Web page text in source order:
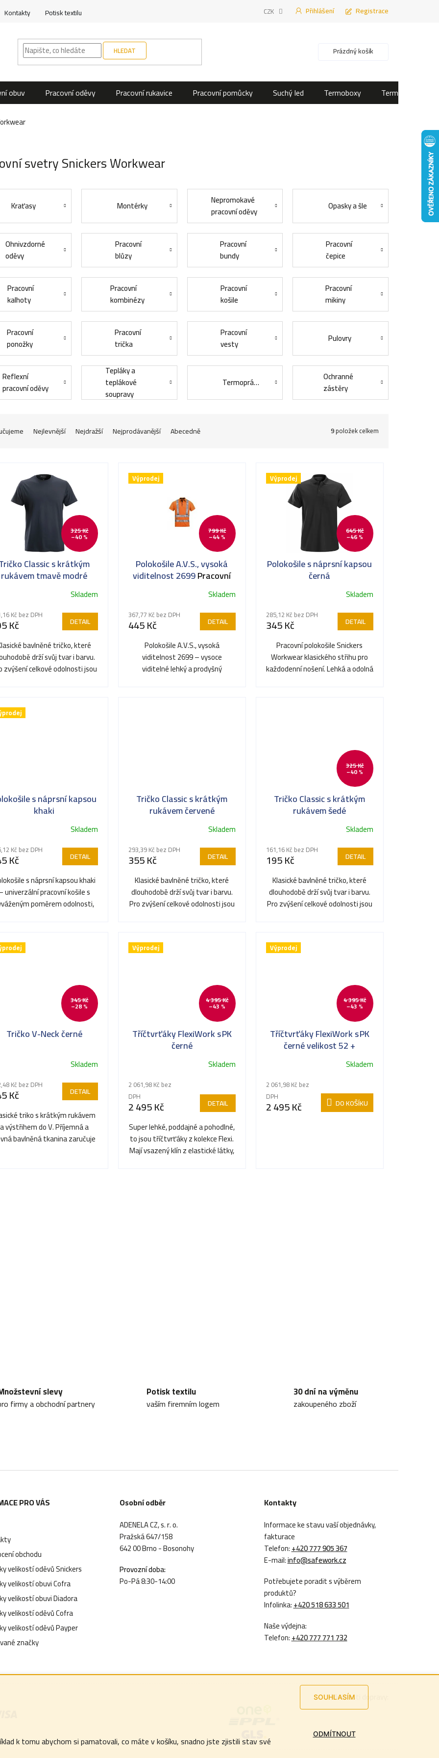
k tomu abychom si pamatovali, co máte v košíku, snadno jste zjistili stav své
SOUHLASÍM
ODMÍTNOUT
Kontakty Potisk textilu CZK Přihlášení Registrace
HLEDAT Nákupní košík
Prázdný košík
obuv Pracovní oděvy Pracovní rukavice Pracovní pomůcky Suchý led Termoboxy Termotašky
svetry Snickers Workwear
Kraťasy Montérky
Nepromokavé
pracovní oděvy
Opasky a šle
Ohnivzdorné
oděvy
Pracovní
blůzy
Pracovní
bundy
Pracovní
čepice
Pracovní
kalhoty
Pracovní
kombinézy
Pracovní
košile
Pracovní
mikiny
Pracovní
ponožky
Pracovní
trička
Pracovní
vesty
Pulovry
Reflexní
pracovní oděvy
Tepláky a
teplákové
soupravy
Termoprádlo
Ochranné
zástěry
Nejlevnější Nejdražší Nejprodávanější Abecedně 9položek celkem
325 Kč
–40 %
Classic s krátkým
rukávem tmavě modré
Skladem
Kč bez DPH
Kč DETAIL
bavlněné tričko, které
drží svůj tvar i barvu.
zvýšení celkové odolnosti jsou
Výprodej
799 Kč
–44 %
Polokošile A.V.S., vysoká
viditelnost 2699Pracovní
polokošile Snickers 2699
Skladem
367,77 Kč bez DPH
445 Kč DETAIL
Polokošile A.V.S., vysoká
viditelnost 2699 – vysoce
viditelné lehký a prodyšný
Výprodej
645 Kč
–46 %
Polokošile s náprsní kapsou
černá
Skladem
285,12 Kč bez DPH
345 Kč DETAIL
Pracovní polokošile Snickers
Workwear klasického střihu pro
každodenní nošení. Lehká a odolná
s náprsní kapsou
khaki
Skladem
Kč bez DPH
Kč DETAIL
s náprsní kapsou khaki
univerzální pracovní košile s
poměrem odolnosti,
Tričko Classic s krátkým
rukávem červené
Skladem
293,39 Kč bez DPH
355 Kč DETAIL
Klasické bavlněné tričko, které
dlouhodobě drží svůj tvar i barvu.
Pro zvýšení celkové odolnosti jsou
325 Kč
–40 %
Tričko Classic s krátkým
rukávem šedé
Skladem
161,16 Kč bez DPH
195 Kč DETAIL
Klasické bavlněné tričko, které
dlouhodobě drží svůj tvar i barvu.
Pro zvýšení celkové odolnosti jsou
345 Kč
–28 %
Tričko V-Neck černé
Skladem
Kč bez DPH
Kč DETAIL
triko s krátkým rukávem
a výstřihem do V. Příjemná a
bavlněná tkanina zaručuje
Výprodej
4 395 Kč
–43 %
Tříčtvrťáky FlexiWork s PK
černé
Skladem
2 061,98 Kč bez
DPH
2 495 Kč DETAIL
Super lehké, poddajné a pohodlné,
to jsou tříčtvrťáky z kolekce Flexi.
Mají vsazený klín z elastické látky,
Výprodej
4 395 Kč
–43 %
Tříčtvrťáky FlexiWork s PK
černé velikost 52 +
Skladem
2 061,98 Kč bez
DPH
2 495 Kč DO KOŠÍKU
y
v
slevy
firmy a obchodní partnery
Potisk textilu
vaším firemním logem
30 dní na výměnu
zakoupeného zboží
PRO VÁS
obchodu
velikostí oděvů Snickers
velikostí obuvi Cofra
velikostí obuvi Diadora
velikostí oděvů Cofra
velikostí oděvů Payper
značky
Osobní odběr
ADENELA CZ, s. r. o.
Pražská 647/158
642 00 Brno - Bosonohy
Provozní doba:
Po-Pá 8:30-14:00
Kontakty
Informace ke stavu vaší objednávky,
fakturace
Telefon:+420 777 905 367
E-mail:info@safework.cz
Potřebujete poradit s výběrem
produktů?
Infolinka:+420 518 633 501
Naše výdejna:
Telefon:+420 777 771 732
Možnosti dopravy: